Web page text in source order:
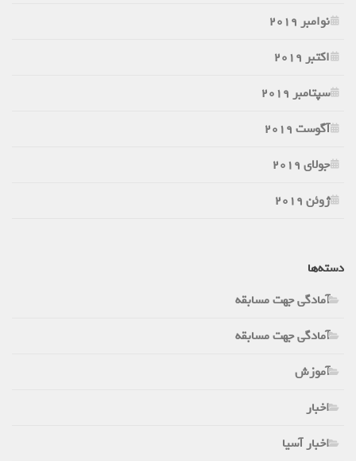
نوامبر 2019
اکتبر 2019
سپتامبر 2019
آگوست 2019
جولای 2019
ژوئن 2019
دسته‌ها
آمادگی جهت مسابقه
آمادگی جهت مسابقه
آموزش
اخبار
اخبار آسیا